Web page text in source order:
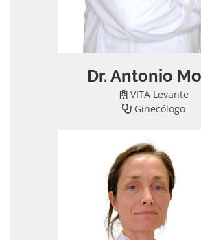
Dr. Antonio
VITA Levante
Ginecólogo